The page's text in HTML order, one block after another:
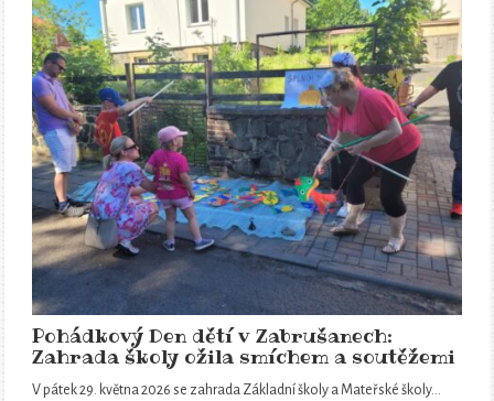
Pohádkový Den dětí v Zabrušanech:
Zahrada školy ožila smíchem a soutěžemi
V pátek 29. května 2026 se zahrada Základní školy a Mateřské školy…